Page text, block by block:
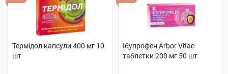
Термідол капсули 400 мг 10
шт
Ібупрофен Arbor Vitae
таблетки 200 мг 50 шт